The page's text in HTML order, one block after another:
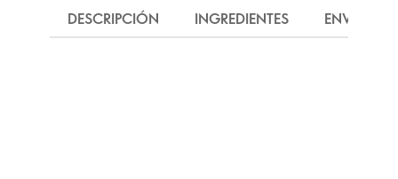
DESCRIPCIÓN INGREDIENTES ENVÍO